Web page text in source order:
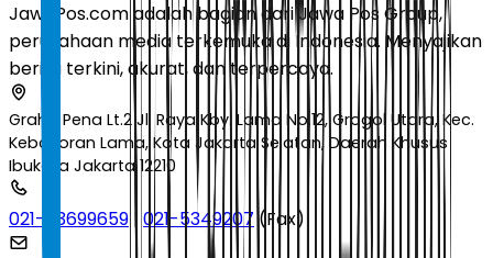
JawaPos.com adalah bagian dari Jawa Pos Group,
perusahaan media terkemuka di Indonesia. Menyajikan
berita terkini, akurat, dan terpercaya.
Graha Pena Lt.2 Jl. Raya Kby. Lama No.12, Grogol Utara, Kec.
Kebayoran Lama, Kota Jakarta Selatan, Daerah Khusus
Ibukota Jakarta 12210
021-53699659 | 021-5349207(Fax)